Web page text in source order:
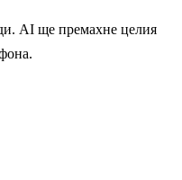
AI ще премахне целия